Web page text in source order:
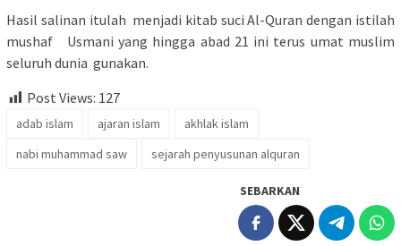
Hasil salinan itulah menjadi kitab suci Al-Quran dengan istilah
mushaf Usmani yang hingga abad 21 ini terus umat muslim
seluruh dunia gunakan.
Post Views: 127
adab islam ajaran islam
akhlak islam
nabi muhammad saw
sejarah penyusunan alquran
SEBARKAN